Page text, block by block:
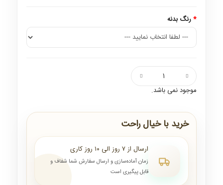
رنگ بدنه
موجود نمی باشد.
خرید با خیال راحت
ارسال از ۷ روز الی ۱۰ روز کاری
زمان آماده‌سازی و ارسال سفارش شما شفاف و
قابل پیگیری است